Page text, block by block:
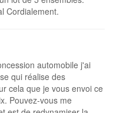
Cordialement.
automobile j'ai
qui réalise des
cela que je vous envoi ce
Pouvez-vous me